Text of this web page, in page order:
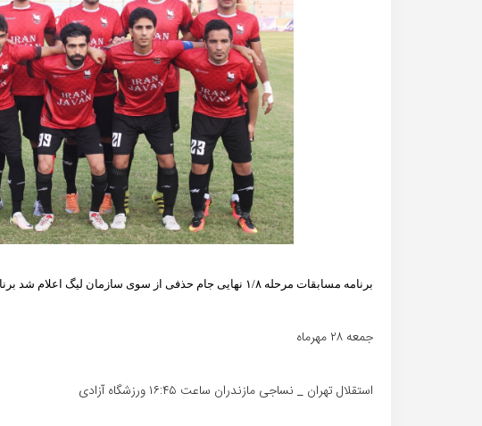
برنامه مسابقات مرحله ۱/۸ نهایی جام حذفی از سوی سازمان لیگ اعلام شد برنامه مسابقات به شرح ذیل است :
جمعه ۲۸ مهرماه
استقلال تهران _ نساجی مازندران ساعت ۱۶:۴۵ ورزشگاه آزادی